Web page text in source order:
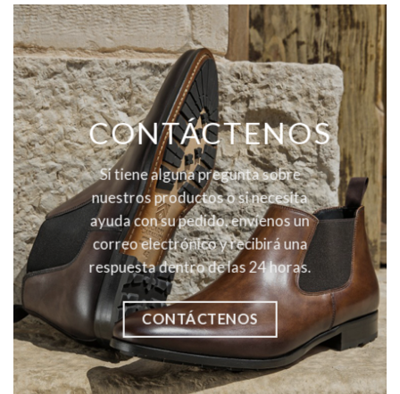
CONTÁCTENOS
Si tiene alguna pregunta sobre
nuestros productos o si necesita
ayuda con su pedido, envíenos un
correo electrónico y recibirá una
respuesta dentro de las 24 horas.
CONTÁCTENOS